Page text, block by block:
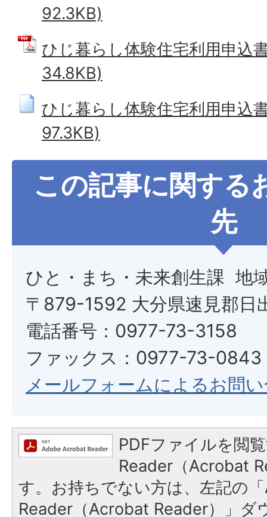
92.3KB)
ひじ暮らし体験住宅利用申込
34.8KB)
ひじ暮らし体験住宅利用申込
97.3KB)
この記事に関する
先
ひと・まち・未来創生課 地
〒879-1592 大分県速見郡日
電話番号：0977-73-3158
ファックス：0977-73-0843
メールフォームによるお問
PDFファイルを閲
Reader（Acrobat
す。お持ちでない方は、左記の
Reader（Acrobat Reader）」ダ